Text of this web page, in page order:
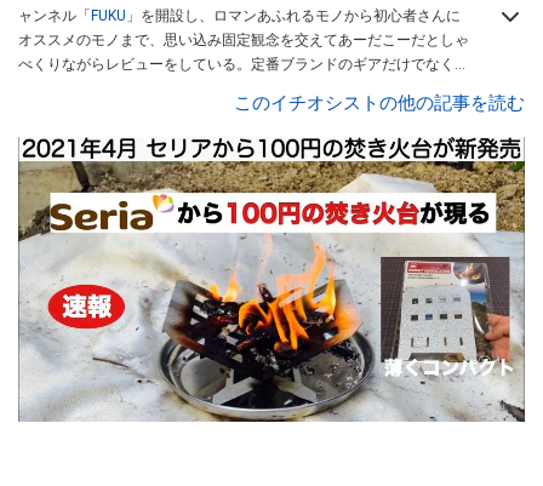
ャンネル「 FUKU 」を開設し、ロマンあふれるモノから初心者さんに
オススメのモノまで、思い込み固定観念を交えてあーだこーだとしゃ
べくりながらレビューをしている。定番ブランドのギアだけでなく
このイチオシストの他の記事を読む